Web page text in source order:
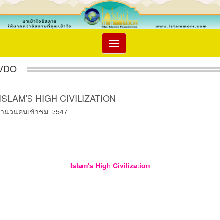
Toggle
navigation
HIGH CIVILIZATION
นวนคนเข้าชม 3547
Islam's High Civilization